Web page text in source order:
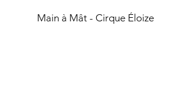
Main à Mât - Cirque Éloize